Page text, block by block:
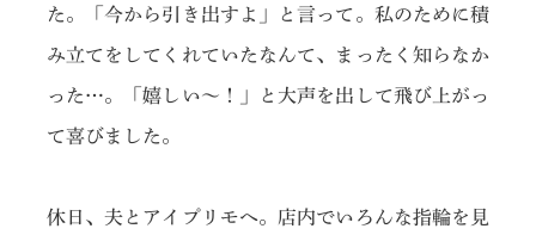
た。「今から引き出すよ」と言って。私のために積
み立てをしてくれていたなんて、まったく知らなか
った…。「嬉しい〜！」と大声を出して飛び上がっ
て喜びました。
休日、夫とアイプリモへ。店内でいろんな指輪を見